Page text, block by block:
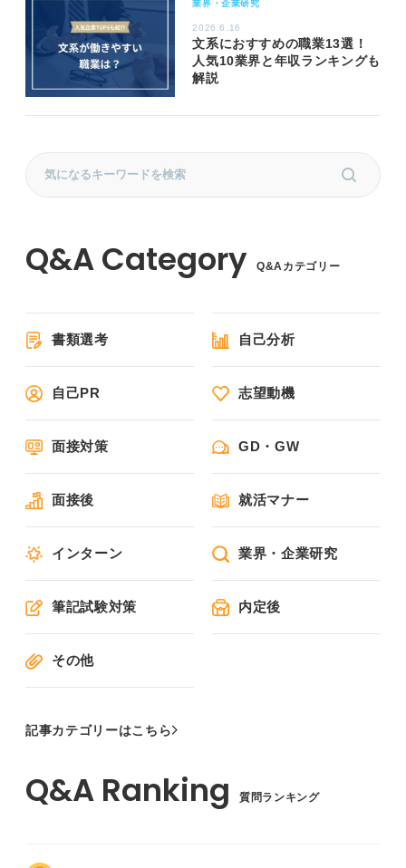
業界・企業研究
2026.6.16
文系におすすめの職業13選！
人気10業界と年収ランキングも
解説
Q&Aカテゴリー
書類選考 自己分析
自己PR 志望動機
面接対策 GD・GW
面接後 就活マナー
インターン 業界・企業研究
筆記試験対策 内定後
その他
記事カテゴリーはこちら
質問ランキング